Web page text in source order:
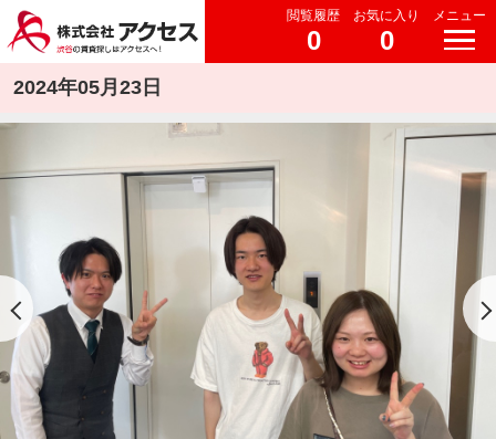
閲覧履歴
0
お気に入り
0
メニュー
2024年05月23日